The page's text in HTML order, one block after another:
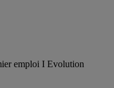
emploi I Evolution